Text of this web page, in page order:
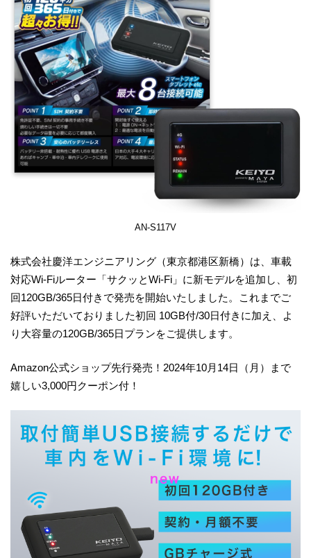
AN-S117V
株式会社慶洋エンジニアリング（東京都港区新橋）は、車載
対応Wi-Fiルーター「サクッとWi-Fi」に新モデルを追加し、初
回120GB/365日付きで発売を開始いたしました。これまでご
好評いただいておりました初回 10GB付/30日付きに加え、よ
り大容量の120GB/365日プランをご提供します。
Amazon公式ショップ先行発売！2024年10月14日（月）まで
嬉しい3,000円クーポン付！